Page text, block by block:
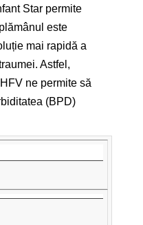
Star permite
este
mai rapidă a
Astfel,
ne permite să
(BPD)